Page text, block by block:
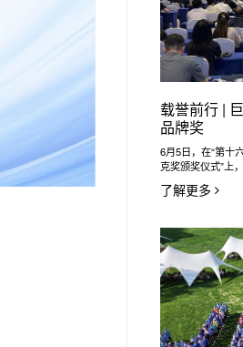
载誉前行 |
品牌奖
6月5日，在“第十
克奖颁奖仪式”上
对巨能机器人品
了解更多